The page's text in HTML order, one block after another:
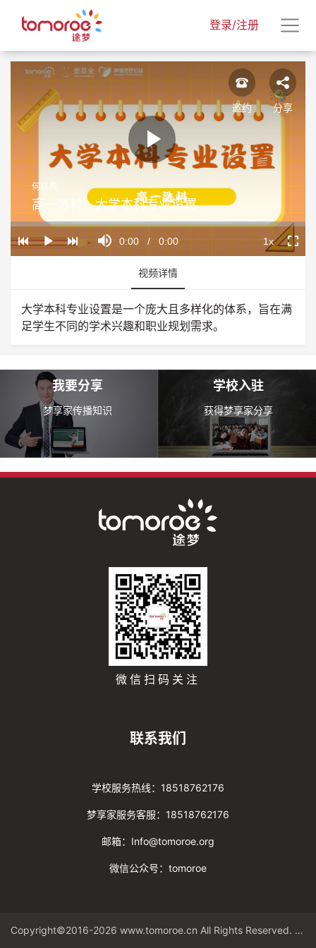
登录/注册
Play
Video
Play
Current
Time
0:00 / Duration
0:00
Loaded:
0%
Progress:
0%
Playback
Rate
1x
何晓燕
高一选科：大学本科专业设置
邀约 分享
视频详情
大学本科专业设置是一个庞大且多样化的体系，旨在满
足学生不同的学术兴趣和职业规划需求。
我要分享
梦享家传播知识
学校入驻
获得梦享家分享
微信扫码关注
联系我们
学校服务热线：18518762176
梦享家服务客服：18518762176
邮箱：Info@tomoroe.org
微信公众号：tomoroe
Copyright©2016-2026 www.tomoroe.cn All Rights Reserved. 途梦 版权所有